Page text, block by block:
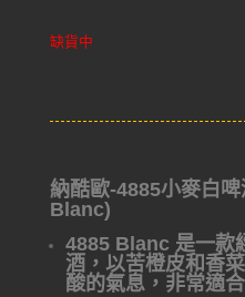
缺貨中
納酷歐-4885小麥白
Blanc)
4885 Blanc 是一款
酒，以苦橙皮和香
酸的氣息，非常適